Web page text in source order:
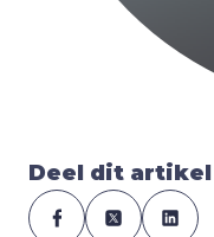
Deel dit artikel